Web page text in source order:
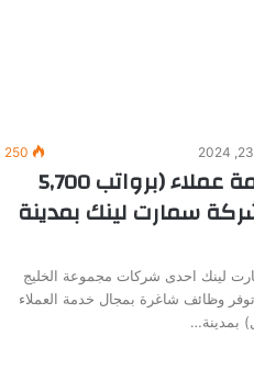
250
وظائف خدمة عملاء (برواتب 5,700
سمارت لينك بمدينة
لينك احدى شركات مجموعة الخليج
توفر وظائف شاغرة بمجال خدمة العملاء